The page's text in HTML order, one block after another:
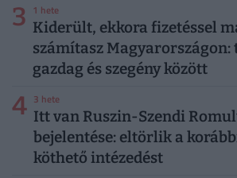
3 1 hete
Kiderült, ekkora fizetéssel
számítasz Magyarországon:
gazdag és szegény között
4 3 hete
Itt van Ruszin-Szendi
bejelentése: eltörlik a
köthető intézedést